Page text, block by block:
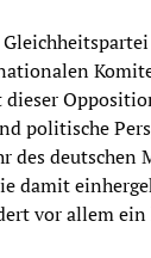
politische
des
damit
vor allem